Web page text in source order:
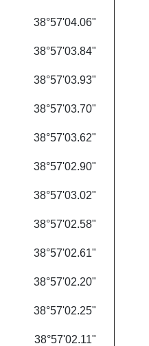
38°57'04.06"
38°57'03.84"
38°57'03.93"
38°57'03.70"
38°57'03.62"
38°57'02.90"
38°57'03.02"
38°57'02.58"
38°57'02.61"
38°57'02.20"
38°57'02.25"
38°57'02.11"